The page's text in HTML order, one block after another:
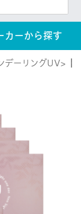
カーから探す
ム
入）
デーリングUV 【8